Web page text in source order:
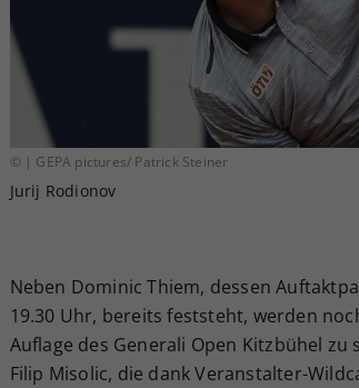
© | GEPA pictures/ Patrick Steiner
Jurij Rodionov
Neben Dominic Thiem, dessen
19.30 Uhr, bereits feststeht, werden
Auflage des Generali Open Kitzbühel
Filip Misolic, die dank Veranstalter-